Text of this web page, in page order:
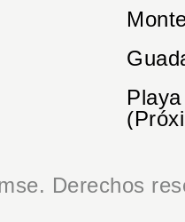
Derechos